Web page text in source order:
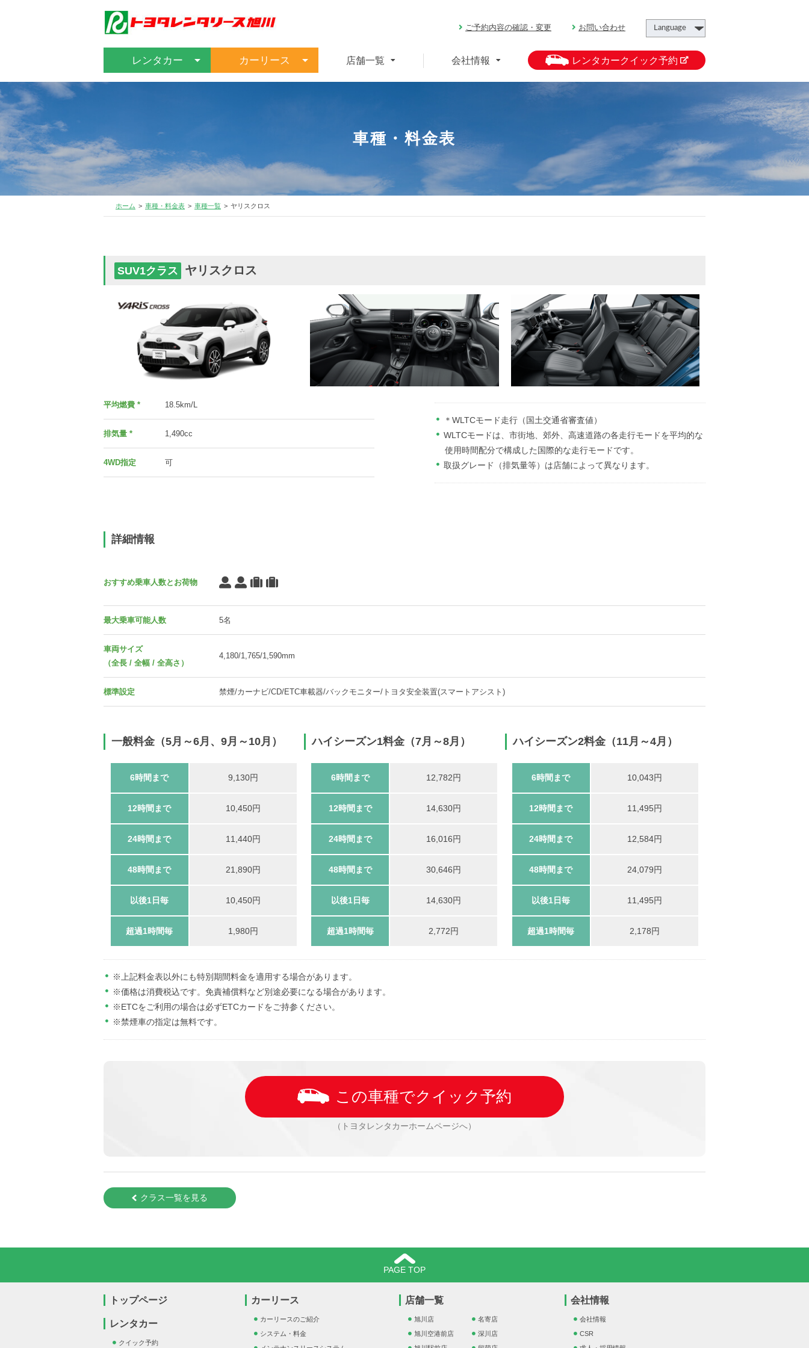
ご予約内容の確認・変更 お問い合わせ
レンタカー カーリース 店舗一覧 会社情報 レンタカークイック予約
車種・料金表
ホーム 車種・料金表 車種一覧 ヤリスクロス
SUV1クラス ヤリスクロス
平均燃費 * 18.5km/L
排気量 * 1,490cc
4WD指定 可
＊WLTCモード走行（国土交通省審査値）
WLTCモードは、市街地、郊外、高速道路の各走行モードを平均的な
使用時間配分で構成した国際的な走行モードです。
取扱グレード（排気量等）は店舗によって異なります。
詳細情報
おすすめ乗車人数とお荷物
最大乗車可能人数 5名
車両サイズ
（全長 / 全幅 / 全高さ）
4,180/1,765/1,590mm
標準設定 禁煙/カーナビ/CD/ETC車載器/バックモニター/トヨタ安全装置(スマートアシスト)
一般料金（5月～6月、9月～10月）
6時間まで 9,130円
12時間まで 10,450円
24時間まで 11,440円
48時間まで 21,890円
以後1日毎 10,450円
超過1時間毎 1,980円
ハイシーズン1料金（7月～8月）
6時間まで 12,782円
12時間まで 14,630円
24時間まで 16,016円
48時間まで 30,646円
以後1日毎 14,630円
超過1時間毎 2,772円
ハイシーズン2料金（11月～4月）
6時間まで 10,043円
12時間まで 11,495円
24時間まで 12,584円
48時間まで 24,079円
以後1日毎 11,495円
超過1時間毎 2,178円
※上記料金表以外にも特別期間料金を適用する場合があります。
※価格は消費税込です。免責補償料など別途必要になる場合があります。
※ETCをご利用の場合は必ずETCカードをご持参ください。
※禁煙車の指定は無料です。
この車種でクイック予約
（トヨタレンタカーホームページへ）
クラス一覧を見る
PAGE TOP
トップページ
レンタカー
クイック予約
カーリース
カーリースのご紹介
システム・料金
店舗一覧
旭川店
旭川空港前店
名寄店
深川店
会社情報
会社情報
CSR